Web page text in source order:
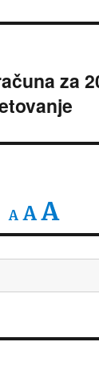
za
A
Decrease
font
A Reset
font
A